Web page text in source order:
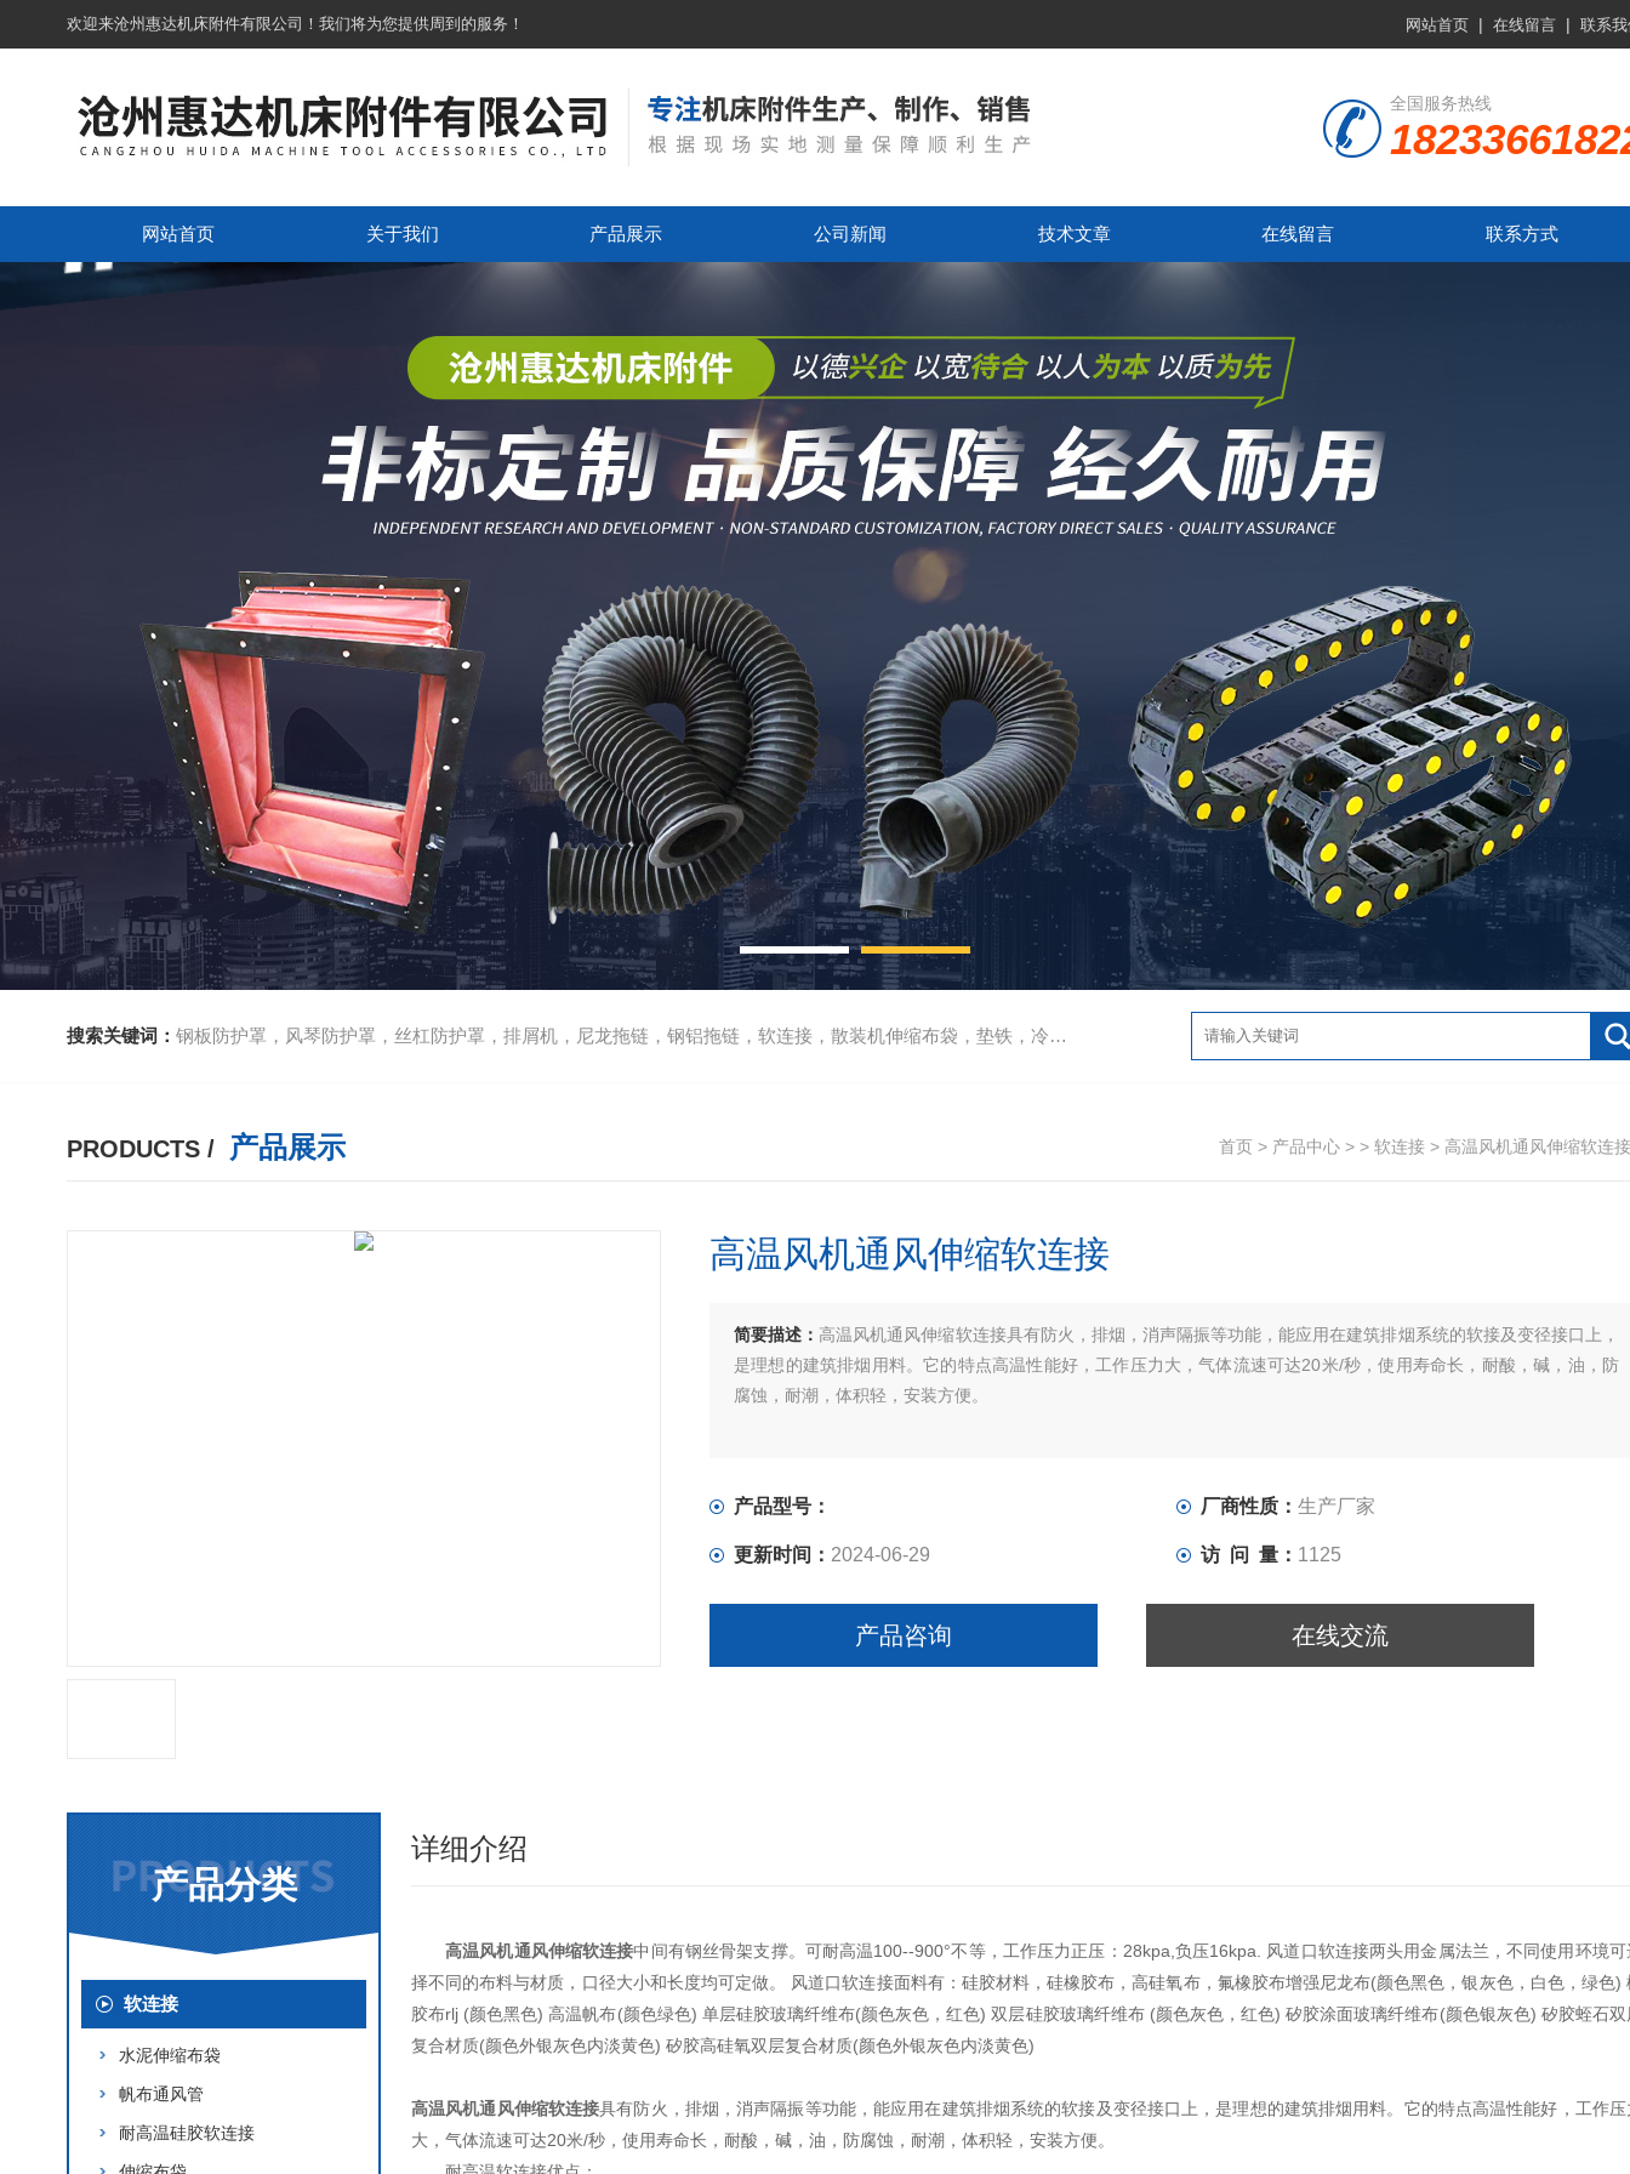
欢迎来沧州惠达机床附件有限公司！我们将为您提供周到的服务！ 网站首页 | 在线留言 | 联系
全国服务热线
网站首页 关于我们 产品展示 公司新闻 技术文章 在线留言 联系方式
搜索关键词： 钢板防护罩，风琴防护罩，丝杠防护罩，排屑机，尼龙拖链，钢铝拖链，软连接，散装机伸缩布袋，垫铁，冷却管，刮屑板
PRODUCTS / 产品展示 首页 > 产品中心 > > 软连接 > 高温风机通风伸缩软连接
高温风机通风伸缩软连接
简要描述： 高温风机通风伸缩软连接具有防火，排烟，消声隔振等功能，能应用在建筑排烟系统的软接及变径接口上，
是理想的建筑排烟用料。它的特点高温性能好，工作压力大，气体流速可达20米/秒，使用寿命长，耐酸，碱，油，防
腐蚀，耐潮，体积轻，安装方便。
产品型号： 厂商性质： 生产厂家
更新时间： 2024-06-29 访 问 量： 1125
产品咨询 在线交流
产品分类
软连接
水泥伸缩布袋
帆布通风管
耐高温硅胶软连接
详细介绍
高温风机通风伸缩软连接中间有钢丝骨架支撑。可耐高温100--900°不等，工作压力正压：28kpa,负压16kpa. 风道口软连接两头用金属法兰，不同使用环境可
择不同的布料与材质，口径大小和长度均可定做。 风道口软连接面料有：硅胶材料，硅橡胶布，高硅氧布，氟橡胶布增强尼龙布(颜色黑色，银灰色，白色，绿色)
胶布rlj (颜色黑色) 高温帆布(颜色绿色) 单层硅胶玻璃纤维布(颜色灰色，红色) 双层硅胶玻璃纤维布 (颜色灰色，红色) 矽胶涂面玻璃纤维布(颜色银灰色) 矽胶蛭石双
复合材质(颜色外银灰色内淡黄色) 矽胶高硅氧双层复合材质(颜色外银灰色内淡黄色)
高温风机通风伸缩软连接具有防火，排烟，消声隔振等功能，能应用在建筑排烟系统的软接及变径接口上，是理想的建筑排烟用料。它的特点高温性能好，工作压
大，气体流速可达20米/秒，使用寿命长，耐酸，碱，油，防腐蚀，耐潮，体积轻，安装方便。